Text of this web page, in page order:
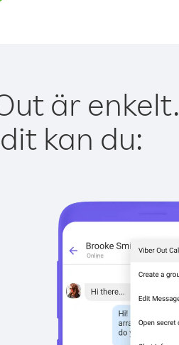
är enkelt.
kan du: